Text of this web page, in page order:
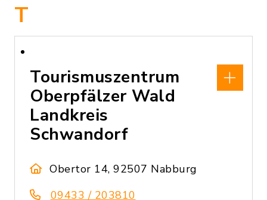
T
Tourismuszentrum
Oberpfälzer Wald
Landkreis
Schwandorf
Obertor 14, 92507 Nabburg
09433 / 203810